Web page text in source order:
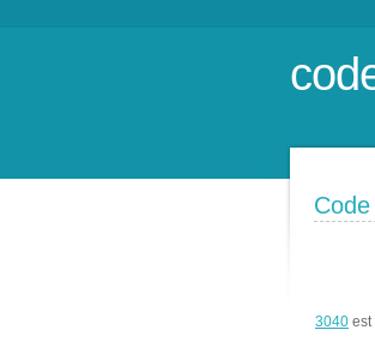
3040 est